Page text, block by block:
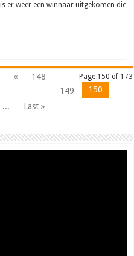
er weer een winnaar uitgekomen die
Page 150 of 173
«
148
149
150
... Last »